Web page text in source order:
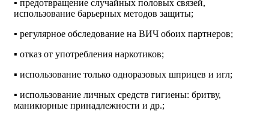
▪ предотвращение случайных половых связей,
использование барьерных методов защиты;
▪ регулярное обследование на ВИЧ обоих партнеров;
▪ отказ от употребления наркотиков;
▪ использование только одноразовых шприцев и игл;
▪ использование личных средств гигиены: бритву,
маникюрные принадлежности и др.;